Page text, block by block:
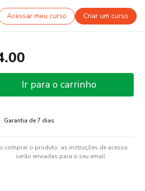
Acessar meu curso Criar um curso
Ir para o carrinho
Garantia de 7 dias
comprar o produto, as instruções de acesso
serão enviadas para o seu email.